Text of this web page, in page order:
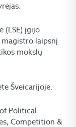
(LSE) įgijo
laipsnį
mokslų
Šveicarijoje.
Political
Competition &